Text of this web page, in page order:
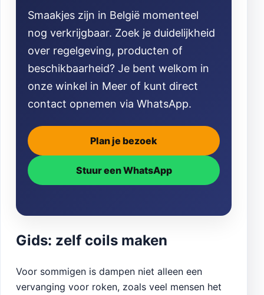
Smaakjes zijn in België momenteel
nog verkrijgbaar. Zoek je duidelijkheid
over regelgeving, producten of
beschikbaarheid? Je bent welkom in
onze winkel in Meer of kunt direct
contact opnemen via WhatsApp.
Plan je bezoek
Stuur een WhatsApp
Gids: zelf coils maken
Voor sommigen is dampen niet alleen een
vervanging voor roken, zoals veel mensen het